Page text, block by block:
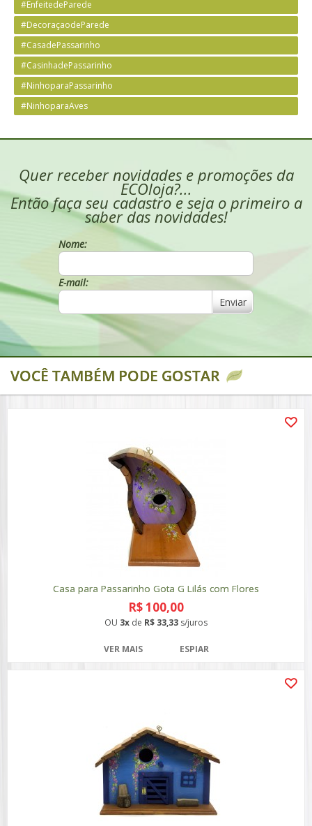
#EnfeitedeParede
#DecoraçaodeParede
#CasadePassarinho
#CasinhadePassarinho
#NinhoparaPassarinho
#NinhoparaAves
Quer receber novidades e promoções da
ECOloja?...
Então faça seu cadastro e seja o primeiro a
saber das novidades!
Nome:
E-mail:
Enviar
VOCÊ TAMBÉM PODE GOSTAR
Casa para Passarinho Gota G Lilás com Flores
R$ 100,00
OU 3x de R$ 33,33 s/juros
VER MAIS ESPIAR